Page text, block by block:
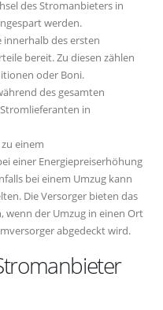
des Stromanbieters in
werden.
innerhalb des ersten
bereit. Zu diesen zählen
oder Boni.
des gesamten
in
einem
einer Energiepreiserhöhung
bei einem Umzug kann
Die Versorger bieten das
wenn der Umzug in einen Ort
abgedeckt wird.